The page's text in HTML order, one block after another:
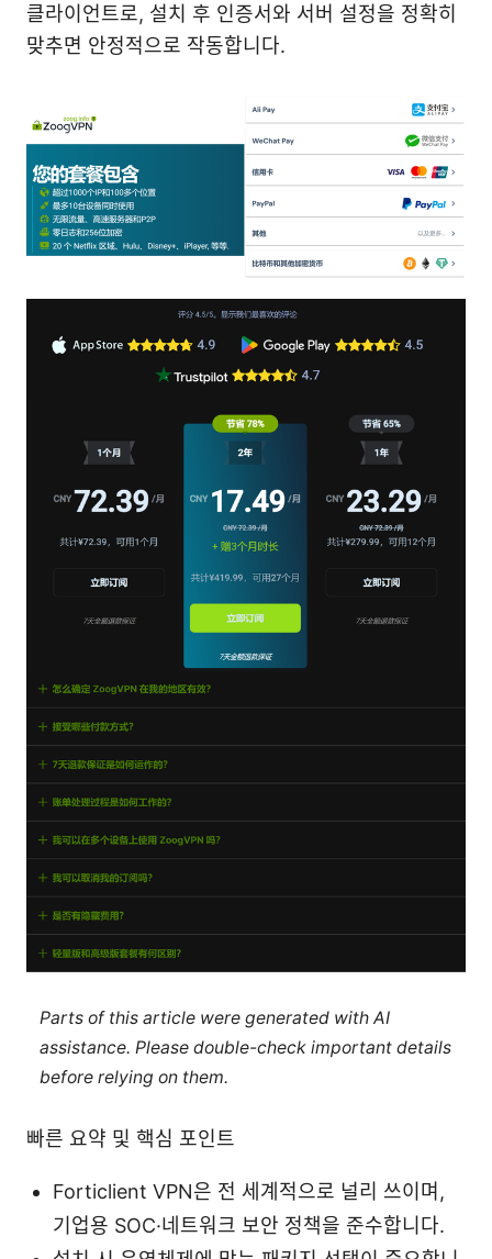
클라이언트로, 설치 후 인증서와 서버 설정을 정확히
맞추면 안정적으로 작동합니다.
Parts of this article were generated with AI
assistance. Please double-check important details
before relying on them.
빠른 요약 및 핵심 포인트
Forticlient VPN은 전 세계적으로 널리 쓰이며,
기업용 SOC·네트워크 보안 정책을 준수합니다.